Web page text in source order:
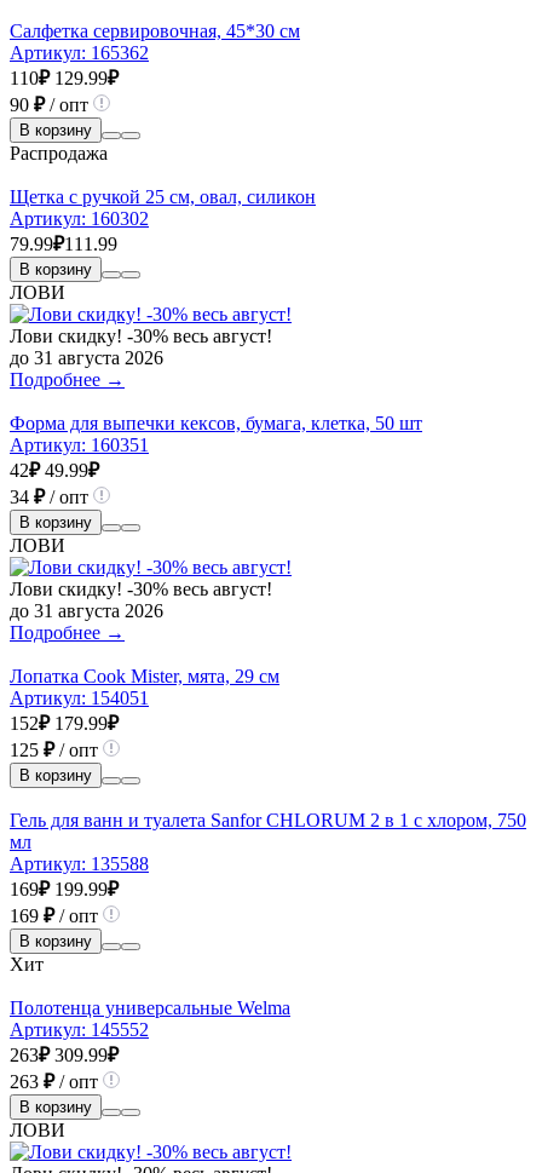
Салфетка сервировочная, 45*30 см
Артикул: 165362
110₽ 129.99₽
90 ₽/ опт
В корзину
Распродажа
Щетка с ручкой 25 см, овал, силикон
Артикул: 160302
79.99₽111.99
В корзину
ЛОВИ
Лови скидку! -30% весь август!
до 31 августа 2026
Подробнее →
Форма для выпечки кексов, бумага, клетка, 50 шт
Артикул: 160351
42₽ 49.99₽
34 ₽/ опт
В корзину
ЛОВИ
Лови скидку! -30% весь август!
до 31 августа 2026
Подробнее →
Лопатка Cook Mister, мята, 29 см
Артикул: 154051
152₽ 179.99₽
125 ₽/ опт
В корзину
Гель для ванн и туалета Sanfor CHLORUM 2 в 1 с хлором, 750
мл
Артикул: 135588
169₽ 199.99₽
169 ₽/ опт
В корзину
Хит
Полотенца универсальные Welma
Артикул: 145552
263₽ 309.99₽
263 ₽/ опт
В корзину
ЛОВИ